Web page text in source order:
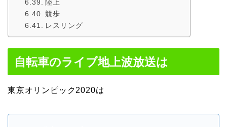
陸上
競歩
レスリング
自転車のライブ地上波放送は
東京オリンピック2020は